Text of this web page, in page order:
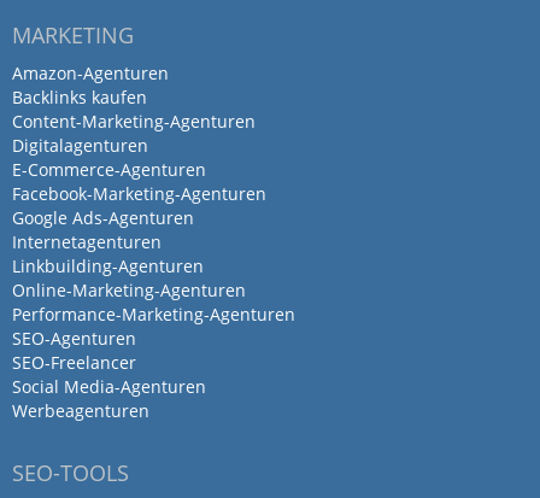
Digitale Leads hat meine
Erwartungen als SEO-Freelancer
echt getoppt.…
von Dursun Cetin · 31. Dezember 2023
Digitale Leads hat meine Erwartungen als
SEO-Freelancer echt getoppt. Mit ihrer
Expertise in der
Suchmaschinenoptimierung haben sie uns
klare und effektive SEO-Strategien für
mehrere Projekte an die Hand gegeben.
Ich würde Digitale Leads jedem ans Herz
zuverlässigen SEO-Experten braucht.
MARKETING
Amazon-Agenturen
Backlinks kaufen
Content-Marketing-Agenturen
Digitalagenturen
E-Commerce-Agenturen
Facebook-Marketing-Agenturen
Google Ads-Agenturen
Internetagenturen
Linkbuilding-Agenturen
Online-Marketing-Agenturen
Performance-Marketing-Agenturen
SEO-Agenturen
SEO-Freelancer
Social Media-Agenturen
Werbeagenturen
SEO-TOOLS